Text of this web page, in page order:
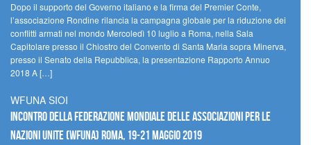
Dopo il supporto del Governo italiano e la firma del Premier Conte,
l’associazione Rondine rilancia la campagna globale per la riduzione dei
conflitti armati nel mondo Mercoledì 10 luglio a Roma, nella Sala
Capitolare presso il Chiostro del Convento di Santa Maria sopra Minerva,
presso il Senato della Repubblica, la presentazione Rapporto Annuo
2018 A […]
WFUNA SIOI
Incontro della Federazione Mondiale delle Associazioni per le
Nazioni Unite (WFUNA) Roma, 19-21 maggio 2019